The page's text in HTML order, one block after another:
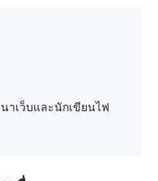
าเว็บและนักเขียนไฟ